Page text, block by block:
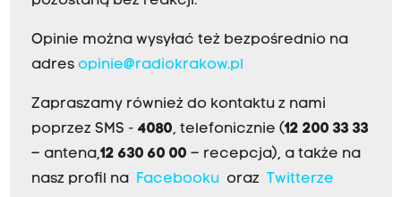
Opinie można wysyłać też bezpośrednio na
adres opinie@radiokrakow.pl
Zapraszamy również do kontaktu z nami
poprzez SMS - 4080, telefonicznie (12 200 33 33
– antena,12 630 60 00 – recepcja), a także na
nasz profil na Facebookuoraz Twitterze